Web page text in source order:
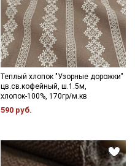
Теплый хлопок "Узорные дорожки"
цв.св.кофейный, ш.1.5м,
хлопок-100%, 170гр/м.кв
590 руб.